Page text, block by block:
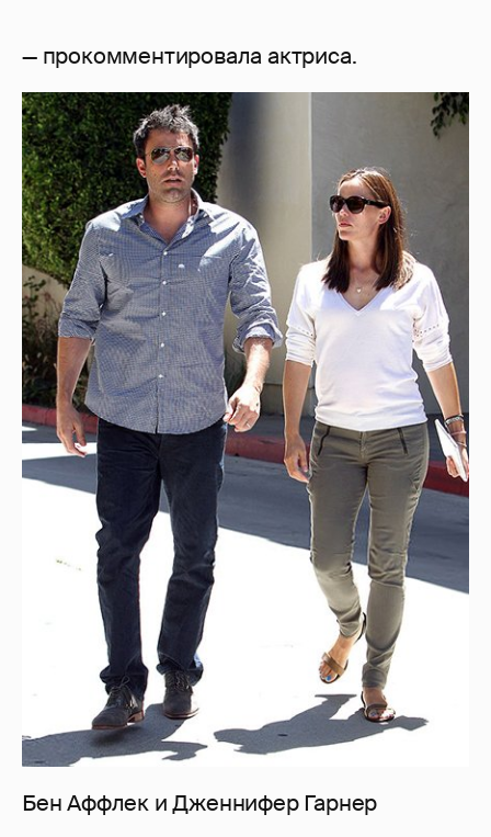
— прокомментировала актриса.
Бен Аффлек и Дженнифер Гарнер